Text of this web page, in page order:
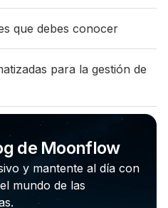
que debes conocer
para la gestión de
de Moonflow
y mantente al día con
mundo de las